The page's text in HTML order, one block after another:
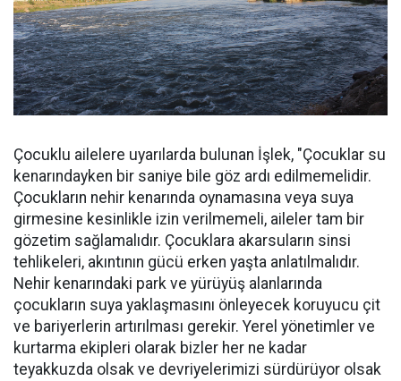
Çocuklu ailelere uyarılarda bulunan İşlek, "Çocuklar su
kenarındayken bir saniye bile göz ardı edilmemelidir.
Çocukların nehir kenarında oynamasına veya suya
girmesine kesinlikle izin verilmemeli, aileler tam bir
gözetim sağlamalıdır. Çocuklara akarsuların sinsi
tehlikeleri, akıntının gücü erken yaşta anlatılmalıdır.
Nehir kenarındaki park ve yürüyüş alanlarında
çocukların suya yaklaşmasını önleyecek koruyucu çit
ve bariyerlerin artırılması gerekir. Yerel yönetimler ve
kurtarma ekipleri olarak bizler her ne kadar
teyakkuzda olsak ve devriyelerimizi sürdürüyor olsak